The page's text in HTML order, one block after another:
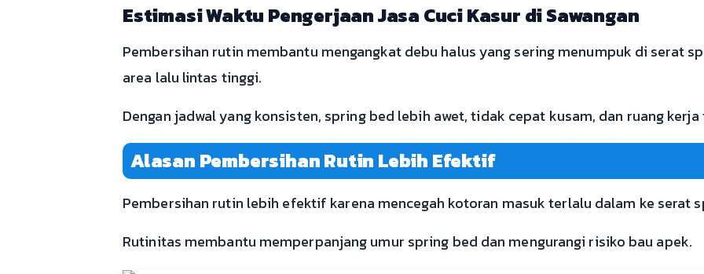
Estimasi Waktu Pengerjaan Jasa Cuci Kasur di Sawangan
Pembersihan rutin membantu mengangkat debu halus yang sering menumpuk di serat
area lalu lintas tinggi.
Dengan jadwal yang konsisten, spring bed lebih awet, tidak cepat kusam, dan ruang
Alasan Pembersihan Rutin Lebih Efektif
Pembersihan rutin lebih efektif karena mencegah kotoran masuk terlalu dalam ke serat
Rutinitas membantu memperpanjang umur spring bed dan mengurangi risiko bau apek.